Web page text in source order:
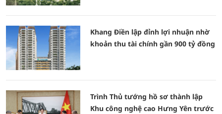
Khang Điền lập đỉnh lợi nhuận nhờ
khoản thu tài chính gần 900 tỷ đồng
Trình Thủ tướng hồ sơ thành lập
Khu công nghệ cao Hưng Yên trước